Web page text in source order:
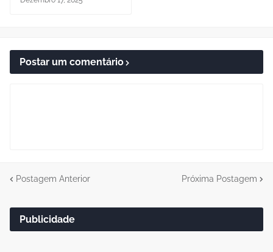
Postar um comentário
Postagem Anterior Próxima Postagem
Publicidade